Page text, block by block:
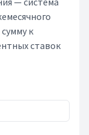
к
ставок